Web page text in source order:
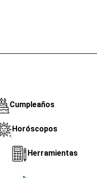
Cumpleaños
Horóscopos
Herramientas